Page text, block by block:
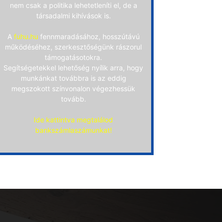
nem csak a politika lehetetleníti el, de a
társadalmi kihívások is.
A fuhu.hu fennmaradásához, hosszútávú
működéséhez, szerkesztőségünk rászorul
támogatásotokra.
Segítségetekkel lehetőség nyílik arra, hogy
munkánkat továbbra is az eddig
megszokott színvonalon végezhessük
tovább.
Ide kattintva megtalálod
bankszámlaszámunkat!